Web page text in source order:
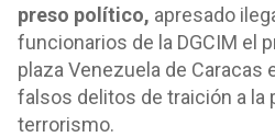
preso político, apresado
funcionarios de la DGCIM el
plaza Venezuela de Caracas
falsos delitos de traición a la
terrorismo.